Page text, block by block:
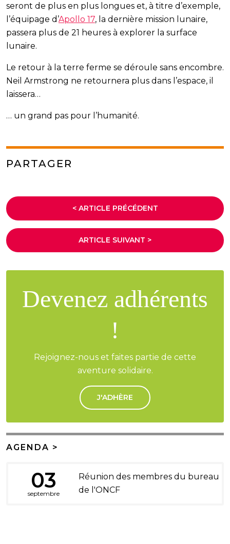
seront de plus en plus longues et, à titre d’exemple,
l’équipage d’Apollo 17, la dernière mission lunaire,
passera plus de 21 heures à explorer la surface
lunaire.
Le retour à la terre ferme se déroule sans encombre.
Neil Armstrong ne retournera plus dans l’espace, il
laissera…
… un grand pas pour l’humanité.
PARTAGER
< ARTICLE PRÉCÉDENT
ARTICLE SUIVANT >
Devenez adhérents
!
Rejoignez-nous et faites partie de cette
aventure solidaire.
J'ADHÈRE
AGENDA >
03
septembre
Réunion des membres du bureau
de l'ONCF